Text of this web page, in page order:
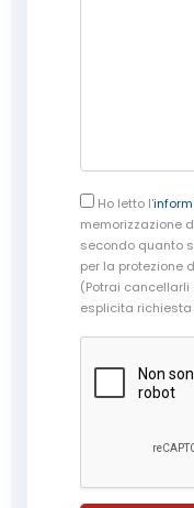
Ho letto l'
memorizzazione
secondo quanto
per la protezione
(Potrai
esplicita richiesta